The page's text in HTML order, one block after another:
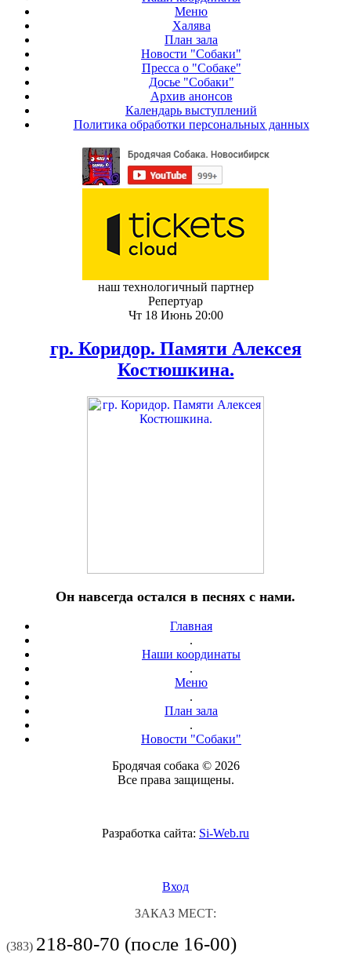
Меню
Халява
План зала
Новости "Собаки"
Пресса о "Собаке"
Досье "Собаки"
Архив анонсов
Календарь выступлений
Политика обработки персональных данных
наш технологичный партнер
Репертуар
Чт 18 Июнь 20:00
гр. Коридор. Памяти Алексея
Костюшкина.
Он навсегда остался в песнях с нами.
Главная
.
Наши координаты
.
Меню
.
План зала
.
Новости "Собаки"
Бродячая собака © 2026
Все права защищены.
Разработка сайта: Si-Web.ru
Вход
ЗАКАЗ МЕСТ:
(383) 218-80-70 (после 16-00)